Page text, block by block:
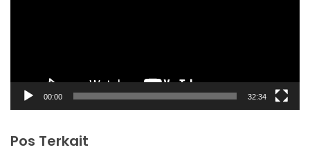
00:00 32:34
Pos Terkait